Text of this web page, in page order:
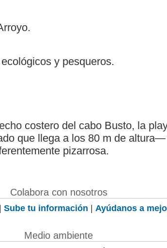
y pesqueros.
costero del cabo Busto, la
que llega a los 80 m de
pizarrosa.
Colabora con nosotros
| Sube tu información | Ayúdanos a
Medio ambiente